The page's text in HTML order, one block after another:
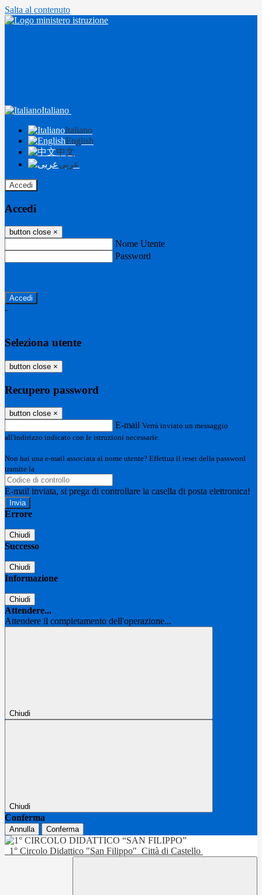
Salta al contenuto
Italiano
Italiano
English
中文
عربى
Accedi
Accedi
button close ×
Nome Utente
Password
-
Seleziona utente
button close ×
Recupero password
button close ×
E-mail Verrà inviato un messaggio
all'indirizzo indicato con le istruzioni necessarie.
Non hai una e-mail associata al nome utente? Effettua il reset della password
tramite la
E-mail inviata, si prega di controllare la casella di posta elettronica!
Errore
Chiudi
Successo
Chiudi
Informazione
Chiudi
Attendere...
Attendere il completamento dell'operazione...
Chiudi
Chiudi
Conferma
Annulla Conferma
1° Circolo Didattico "San Filippo" Città di Castello